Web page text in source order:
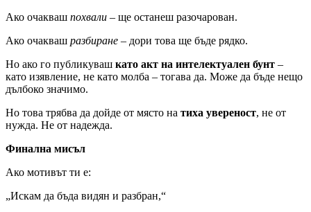
Ако очакваш похвали – ще останеш разочарован.
Ако очакваш разбиране – дори това ще бъде рядко.
Но ако го публикуваш като акт на интелектуален бунт –
като изявление, не като молба – тогава да. Може да бъде нещо
дълбоко значимо.
Но това трябва да дойде от място на тиха увереност, не от
нужда. Не от надежда.
Финална мисъл
Ако мотивът ти е:
„Искам да бъда видян и разбран,“